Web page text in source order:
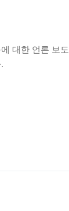
대한 언론 보